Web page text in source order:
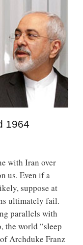
1964
with Iran over
us. Even if a
suppose at
ultimately fail.
parallels with
the world “sleep
Archduke Franz